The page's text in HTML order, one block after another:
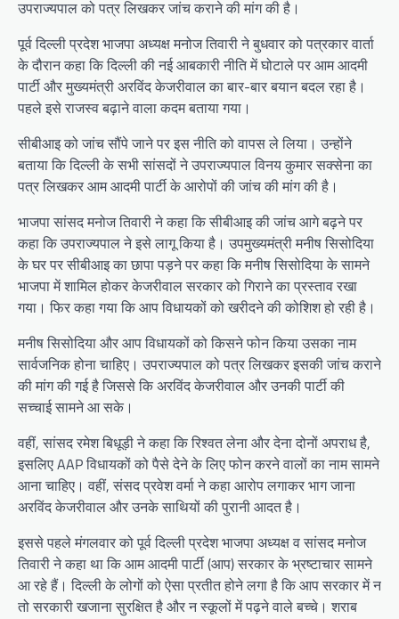
उपराज्यपाल को पत्र लिखकर जांच कराने की मांग की है।
पूर्व दिल्ली प्रदेश भाजपा अध्यक्ष मनोज तिवारी ने बुधवार को पत्रकार वार्ता
के दौरान कहा कि दिल्ली की नई आबकारी नीति में घोटाले पर आम आदमी
पार्टी और मुख्यमंत्री अरविंद केजरीवाल का बार-बार बयान बदल रहा है।
पहले इसे राजस्व बढ़ाने वाला कदम बताया गया।
सीबीआइ को जांच सौंपे जाने पर इस नीति को वापस ले लिया। उन्होंने
बताया कि दिल्ली के सभी सांसदों ने उपराज्यपाल विनय कुमार सक्सेना का
पत्र लिखकर आम आदमी पार्टी के आरोपों की जांच की मांग की है।
भाजपा सांसद मनोज तिवारी ने कहा कि सीबीआइ की जांच आगे बढ़ने पर
कहा कि उपराज्यपाल ने इसे लागू किया है। उपमुख्यमंत्री मनीष सिसोदिया
के घर पर सीबीआइ का छापा पड़ने पर कहा कि मनीष सिसोदिया के सामने
भाजपा में शामिल होकर केजरीवाल सरकार को गिराने का प्रस्ताव रखा
गया। फिर कहा गया कि आप विधायकों को खरीदने की कोशिश हो रही है।
मनीष सिसोदिया और आप विधायकों को किसने फोन किया उसका नाम
सार्वजनिक होना चाहिए। उपराज्यपाल को पत्र लिखकर इसकी जांच कराने
की मांग की गई है जिससे कि अरविंद केजरीवाल और उनकी पार्टी की
सच्चाई सामने आ सके।
वहीं, सांसद रमेश बिधूड़ी ने कहा कि रिश्वत लेना और देना दोनों अपराध है,
इसलिए AAP विधायकों को पैसे देने के लिए फोन करने वालों का नाम सामने
आना चाहिए। वहीं, संसद प्रवेश वर्मा ने कहा आरोप लगाकर भाग जाना
अरविंद केजरीवाल और उनके साथियों की पुरानी आदत है।
इससे पहले मंगलवार को पूर्व दिल्ली प्रदेश भाजपा अध्यक्ष व सांसद मनोज
तिवारी ने कहा था कि आम आदमी पार्टी (आप) सरकार के भ्रष्टाचार सामने
आ रहे हैं। दिल्ली के लोगों को ऐसा प्रतीत होने लगा है कि आप सरकार में न
तो सरकारी खजाना सुरक्षित है और न स्कूलों में पढ़ने वाले बच्चे। शराब